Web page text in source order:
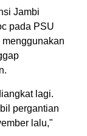
Jambi
pada PSU
lagi.
pergantian
lalu,"